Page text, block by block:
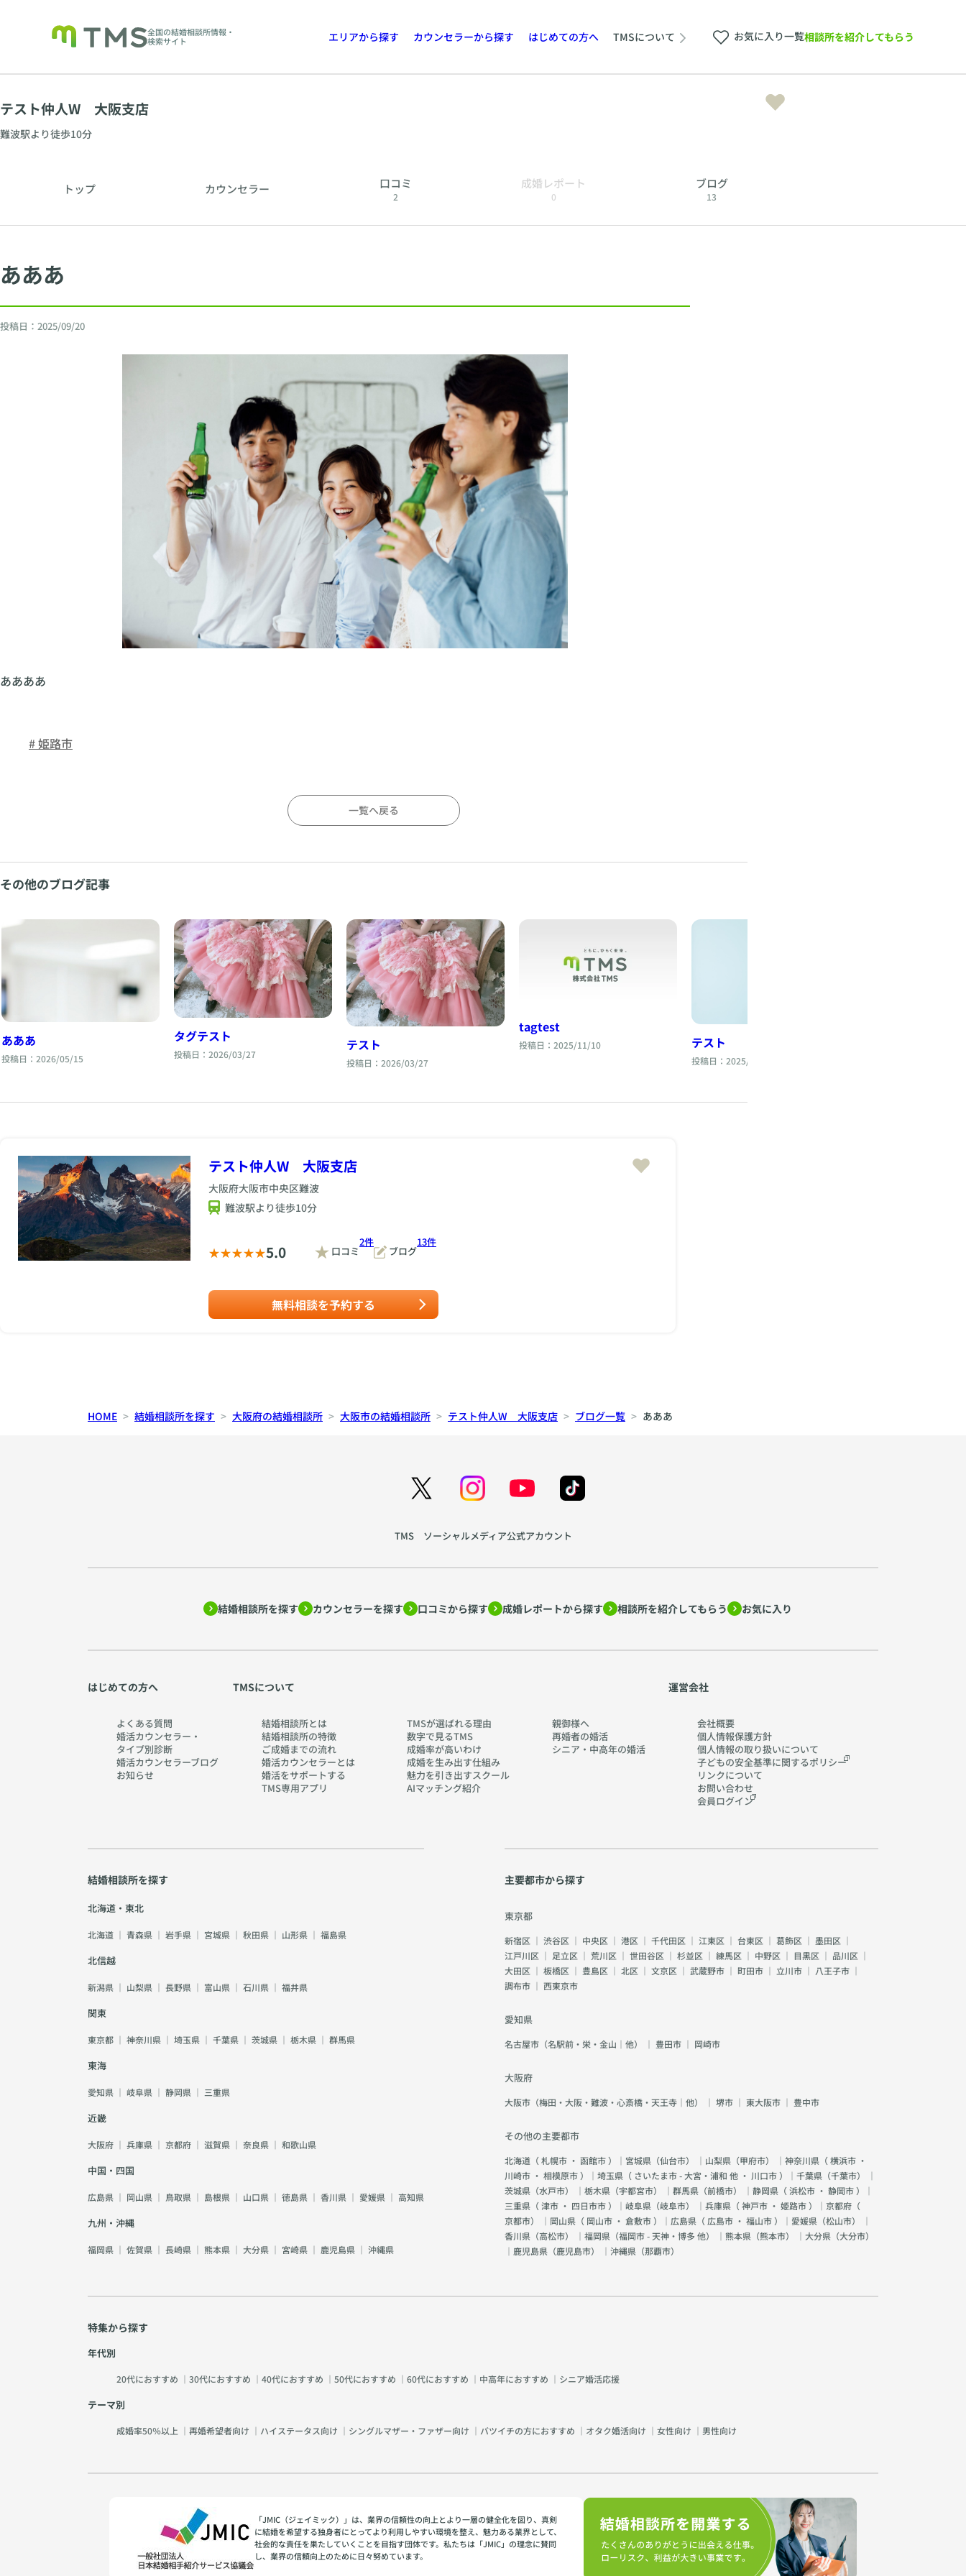
全国の結婚相談所情報・
検索サイト
エリアから探す カウンセラーから探す はじめての方へ TMSについて お気に入り一覧相談所を紹介してもらう
テスト仲人W 大阪支店
難波駅より徒歩10分
トップ カウンセラー 口コミ
2
成婚レポート
0
ブログ
13
あああ
投稿日： 2025/09/20
ああああ
# 姫路市
一覧へ戻る
その他のブログ記事
あああ
投稿日：2026/05/15
タグテスト
投稿日：2026/03/27
テスト
投稿日：2026/03/27
tagtest
投稿日：2025/11/10 テスト
投稿日：2025/08/12
テスト仲人W 大阪支店
大阪府大阪市中央区難波
難波駅より徒歩10分
5.0 口コミ
2件
ブログ
13件
無料相談を予約する
HOME 結婚相談所を探す 大阪府の結婚相談所 大阪市の結婚相談所 テスト仲人W 大阪支店 ブログ一覧 あああ
TMS ソーシャルメディア公式アカウント
結婚相談所を探す カウンセラーを探す 口コミから探す 成婚レポートから探す 相談所を紹介してもらう お気に入り
はじめての方へ
よくある質問
婚活カウンセラー・
タイプ別診断
婚活カウンセラーブログ
お知らせ
TMSについて
結婚相談所とは
結婚相談所の特徴
ご成婚までの流れ
婚活カウンセラーとは
婚活をサポートする
TMS専用アプリ
TMSが選ばれる理由
数字で見るTMS
成婚率が高いわけ
成婚を生み出す仕組み
魅力を引き出すスクール
AIマッチング紹介
親御様へ
再婚者の婚活
シニア・中高年の婚活
運営会社
会社概要
個人情報保護方針
個人情報の取り扱いについて
子どもの安全基準に関するポリシー
リンクについて
お問い合わせ
会員ログイン
結婚相談所を探す
北海道・東北
北海道 ｜ 青森県 ｜ 岩手県 ｜ 宮城県 ｜ 秋田県 ｜ 山形県 ｜ 福島県
北信越
新潟県 ｜ 山梨県 ｜ 長野県 ｜ 富山県 ｜ 石川県 ｜ 福井県
関東
東京都 ｜ 神奈川県 ｜ 埼玉県 ｜ 千葉県 ｜ 茨城県 ｜ 栃木県 ｜ 群馬県
東海
愛知県 ｜ 岐阜県 ｜ 静岡県 ｜ 三重県
近畿
大阪府 ｜ 兵庫県 ｜ 京都府 ｜ 滋賀県 ｜ 奈良県 ｜ 和歌山県
中国・四国
広島県 ｜ 岡山県 ｜ 鳥取県 ｜ 島根県 ｜ 山口県 ｜ 徳島県 ｜ 香川県 ｜ 愛媛県 ｜ 高知県
九州・沖縄
福岡県 ｜ 佐賀県 ｜ 長崎県 ｜ 熊本県 ｜ 大分県 ｜ 宮崎県 ｜ 鹿児島県 ｜ 沖縄県
主要都市から探す
東京都
新宿区 ｜ 渋谷区 ｜ 中央区 ｜ 港区 ｜ 千代田区 ｜ 江東区 ｜ 台東区 ｜ 葛飾区 ｜ 墨田区 ｜
江戸川区 ｜ 足立区 ｜ 荒川区 ｜ 世田谷区 ｜ 杉並区 ｜ 練馬区 ｜ 中野区 ｜ 目黒区 ｜ 品川区 ｜
大田区 ｜ 板橋区 ｜ 豊島区 ｜ 北区 ｜ 文京区 ｜ 武蔵野市 ｜ 町田市 ｜ 立川市 ｜ 八王子市 ｜
調布市 ｜ 西東京市
愛知県
名古屋市（名駅前・栄・金山｜他） ｜ 豊田市 ｜ 岡崎市
大阪府
大阪市（梅田・大阪・難波・心斎橋・天王寺｜他） ｜ 堺市 ｜ 東大阪市 ｜ 豊中市
その他の主要都市
北海道（札幌市 ・ 函館市）｜宮城県（仙台市） ｜山梨県（甲府市） ｜神奈川県（横浜市 ・
川崎市 ・ 相模原市）｜埼玉県（ さいたま市 - 大宮・浦和 他 ・ 川口市）｜千葉県（千葉市） ｜
茨城県（水戸市） ｜栃木県（宇都宮市） ｜群馬県（前橋市） ｜静岡県（浜松市 ・ 静岡市）｜
三重県（津市 ・ 四日市市）｜岐阜県（岐阜市） ｜兵庫県（神戸市 ・ 姫路市）｜京都府（
京都市） ｜岡山県（ 岡山市 ・ 倉敷市）｜広島県（ 広島市 ・ 福山市）｜愛媛県（松山市） ｜
香川県（高松市） ｜福岡県（福岡市 - 天神・博多 他） ｜熊本県（熊本市） ｜大分県（大分市）
｜鹿児島県（鹿児島市） ｜沖縄県（那覇市）
特集から探す
年代別
20代におすすめ ｜ 30代におすすめ ｜ 40代におすすめ ｜ 50代におすすめ ｜ 60代におすすめ ｜ 中高年におすすめ ｜ シニア婚活応援
テーマ別
成婚率50％以上 ｜ 再婚希望者向け ｜ ハイステータス向け ｜ シングルマザー・ファザー向け ｜ バツイチの方におすすめ ｜ オタク婚活向け ｜ 女性向け ｜ 男性向け
「JMIC（ジェイミック）」は、業界の信頼性の向上とより一層の健全化を図り、真剣
に結婚を希望する独身者にとってより利用しやすい環境を整え、魅力ある業界として、
社会的な責任を果たしていくことを目指す団体です。私たちは「JMIC」の理念に賛同
し、業界の信頼向上のために日々努めています。